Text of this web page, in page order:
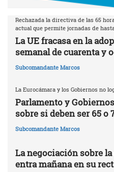
Rechazada la directiva de las 65
actual que permite jornadas de
La UE fracasa en la
semanal de cuarenta y
Subcomandante Marcos
La Eurocámara y los Gobiernos no
Parlamento y
sobre si deben ser 65 o
Subcomandante Marcos
La negociación sobre
entra mañana en su